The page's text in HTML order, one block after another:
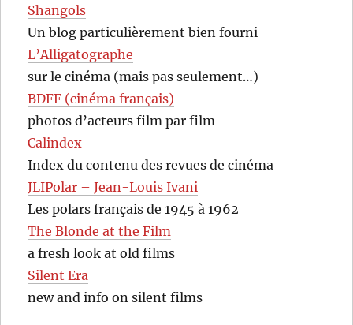
Shangols
Un blog particulièrement bien fourni
L’Alligatographe
sur le cinéma (mais pas seulement…)
BDFF (cinéma français)
photos d’acteurs film par film
Calindex
Index du contenu des revues de cinéma
JLIPolar – Jean-Louis Ivani
Les polars français de 1945 à 1962
The Blonde at the Film
a fresh look at old films
Silent Era
new and info on silent films